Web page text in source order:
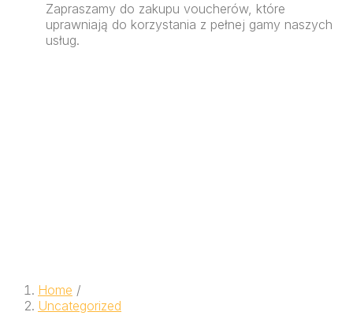
Zapraszamy do zakupu voucherów, które
uprawniają do korzystania z pełnej gamy naszych
usług.
Home /
Uncategorized